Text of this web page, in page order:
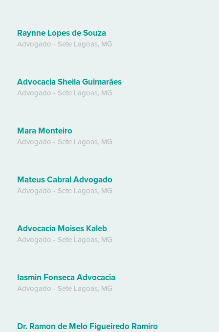
Raynne Lopes de Souza
Advogado - Sete Lagoas, MG
Advocacia Sheila Guimarães
Advogado - Sete Lagoas, MG
Mara Monteiro
Advogado - Sete Lagoas, MG
Mateus Cabral Advogado
Advogado - Sete Lagoas, MG
Advocacia Moises Kaleb
Advogado - Sete Lagoas, MG
Iasmin Fonseca Advocacia
Advogado - Sete Lagoas, MG
Dr. Ramon de Melo Figueiredo Ramiro